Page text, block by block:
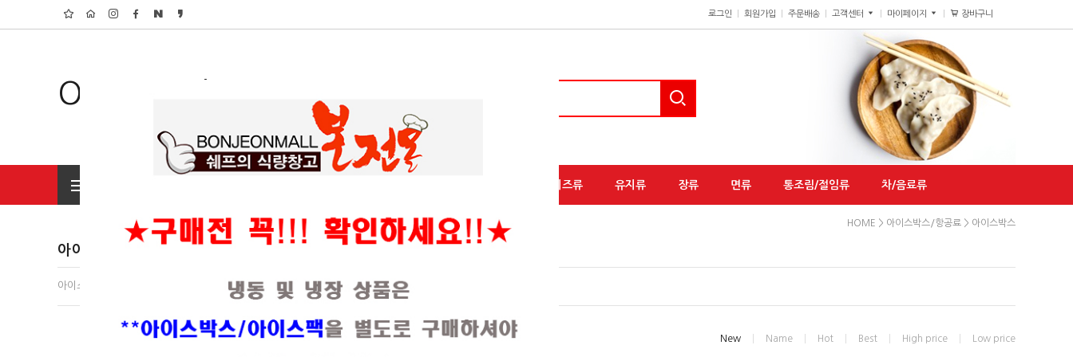
로그인 회원가입 주문배송 고객센터 마이페이지 장바구니
Organic Shop
유가공/치즈류 유지류 장류 면류 통조림/절임류 차/음료류
HOME > 아이스박스/항공료 > 아이스박스
아이스박스
아이스박스(1)
New Name Hot Best High price Low price